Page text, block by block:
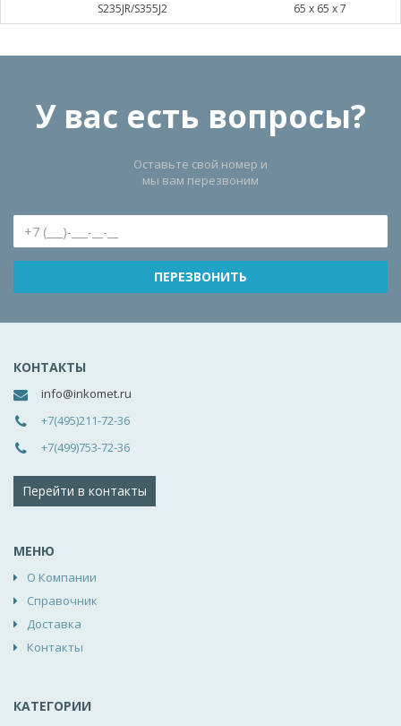
S235JR/S355J2 65 х 65 х 7
У вас есть вопросы?
Оставьте свой номер и
мы вам перезвоним
КОНТАКТЫ
info@inkomet.ru
+7(495)211-72-36
+7(499)753-72-36
Перейти в контакты
МЕНЮ
О Компании
Справочник
Доставка
Контакты
КАТЕГОРИИ